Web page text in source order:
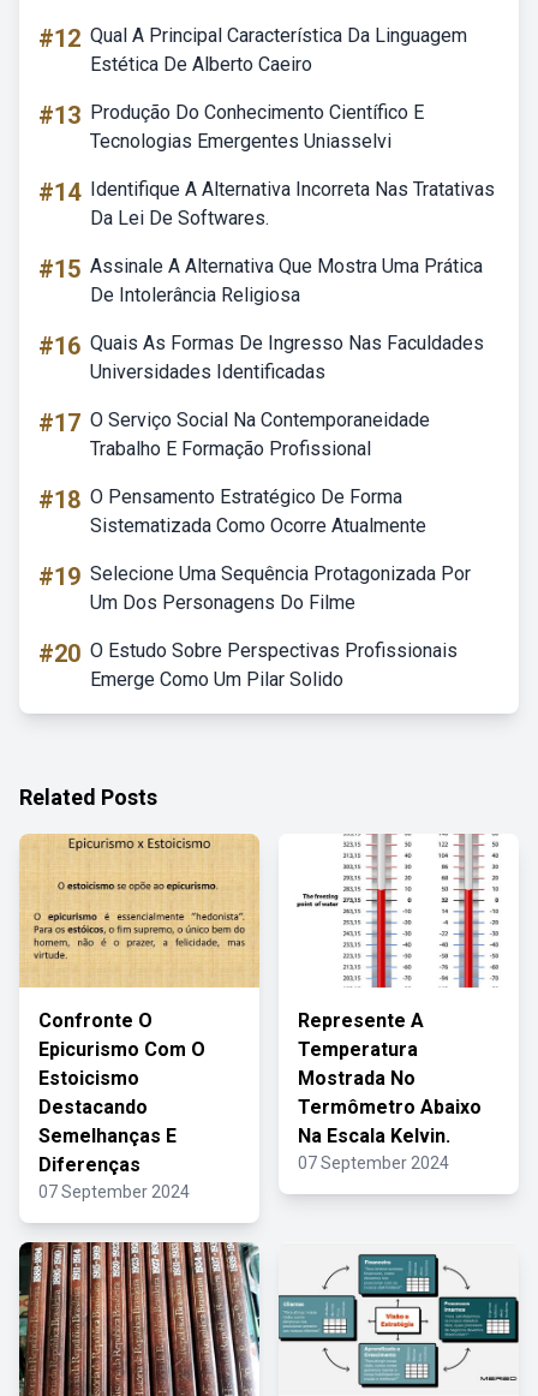
#12 Qual A Principal Característica Da Linguagem
Estética De Alberto Caeiro
#13 Produção Do Conhecimento Científico E
Tecnologias Emergentes Uniasselvi
#14 Identifique A Alternativa Incorreta Nas Tratativas
Da Lei De Softwares.
#15 Assinale A Alternativa Que Mostra Uma Prática
De Intolerância Religiosa
#16 Quais As Formas De Ingresso Nas Faculdades
Universidades Identificadas
#17 O Serviço Social Na Contemporaneidade
Trabalho E Formação Profissional
#18 O Pensamento Estratégico De Forma
Sistematizada Como Ocorre Atualmente
#19 Selecione Uma Sequência Protagonizada Por
Um Dos Personagens Do Filme
#20 O Estudo Sobre Perspectivas Profissionais
Emerge Como Um Pilar Solido
Related Posts
Confronte O
Epicurismo Com O
Estoicismo
Destacando
Semelhanças E
Diferenças
07 September 2024
Represente A
Temperatura
Mostrada No
Termômetro Abaixo
Na Escala Kelvin.
07 September 2024